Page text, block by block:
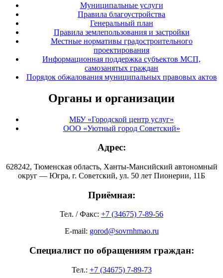
Муниципальные услуги
Правила благоустройства
Генеральный план
Правила землепользования и застройки
Местные нормативы градостроительного
проектирования
Информационная поддержка субъектов МСП,
самозанятых граждан
Порядок обжалования муниципальных правовых актов
Органы и организации
МБУ «Городской центр услуг»
ООО «Уютный город Советский»
Адрес:
628242, Тюменская область, Ханты-Мансийский автономный
округ — Югра, г. Советский, ул. 50 лет Пионерии, 11Б
Приёмная:
Тел. / Факс: +7 (34675) 7-89-56
E-mail: gorod@sovrnhmao.ru
Специалист по обращениям граждан:
Тел.: +7 (34675) 7-89-73